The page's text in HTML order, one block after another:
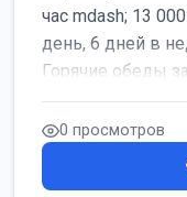
час mdash; 13
день, 6 дней в
Горячие обеды
0 просмотров